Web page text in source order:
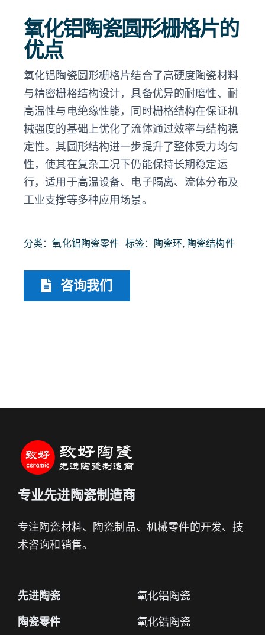
氧化铝陶瓷圆形栅格片的
优点
氧化铝陶瓷圆形栅格片结合了高硬度陶瓷材料
与精密栅格结构设计，具备优异的耐磨性、耐
高温性与电绝缘性能，同时栅格结构在保证机
械强度的基础上优化了流体通过效率与结构稳
定性。其圆形结构进一步提升了整体受力均匀
性，使其在复杂工况下仍能保持长期稳定运
行，适用于高温设备、电子隔离、流体分布及
工业支撑等多种应用场景。
分类：氧化铝陶瓷零件 标签： 陶瓷环, 陶瓷结构件
咨询我们
专业先进陶瓷制造商
专注陶瓷材料、陶瓷制品、机械零件的开发、技
术咨询和销售。
先进陶瓷
陶瓷零件
氧化铝陶瓷
氧化锆陶瓷